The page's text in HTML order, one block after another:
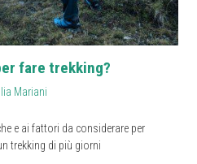
fare trekking?
Mariani
e ai fattori da considerare per
trekking di più giorni